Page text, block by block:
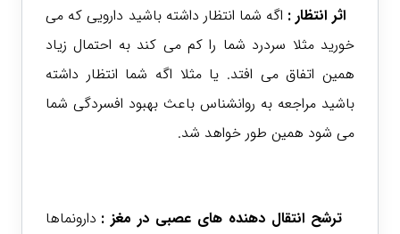
اثر انتظار : اگه شما انتظار داشته باشید دارویی که می
خورید مثلا سردرد شما را کم می کند به احتمال زیاد
همین اتفاق می افتد. یا مثلا اگه شما انتظار داشته
باشید مراجعه به روانشناس باعث بهبود افسردگی شما
می شود همین طور خواهد شد.
ترشح انتقال دهنده های عصبی در مغز : دارونماها